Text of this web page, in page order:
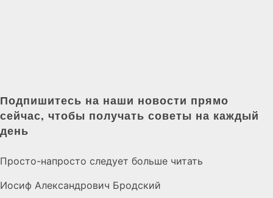
Подпишитесь на наши новости прямо
сейчас, чтобы получать советы на каждый
день
Просто-напросто следует больше читать
Иосиф Александрович Бродский